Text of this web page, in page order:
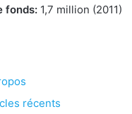
fonds: 1,7 million (2011)
récents